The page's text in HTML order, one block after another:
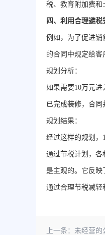
税、教育附加费和
四、利用合理避税
例如，为了促进销
的合同中规定给客
规划分析：
如果需要10万元
已完成装修，合同
规划结果：
经过这样的规划，
通过节税计划，各
是主观的。它反映
通过合理节税减轻
上一条： 未经营的